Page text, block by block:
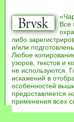
Все
либо
и/или
Любое
узоров, текстов и
не используются.
искажений в
особенностей
предоставляется
применения всех